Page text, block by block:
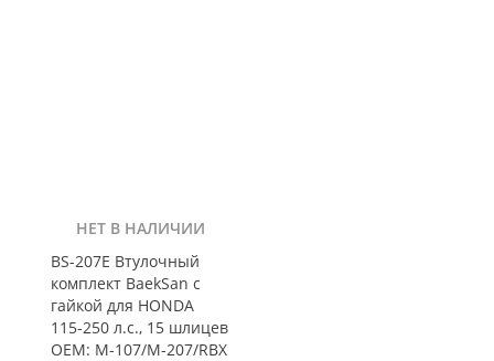
НЕТ В НАЛИЧИИ
BS-207E Втулочный
комплект BaekSan с
гайкой для HONDA
115-250 л.с., 15 шлицев
OEM: M-107/M-207/RBX